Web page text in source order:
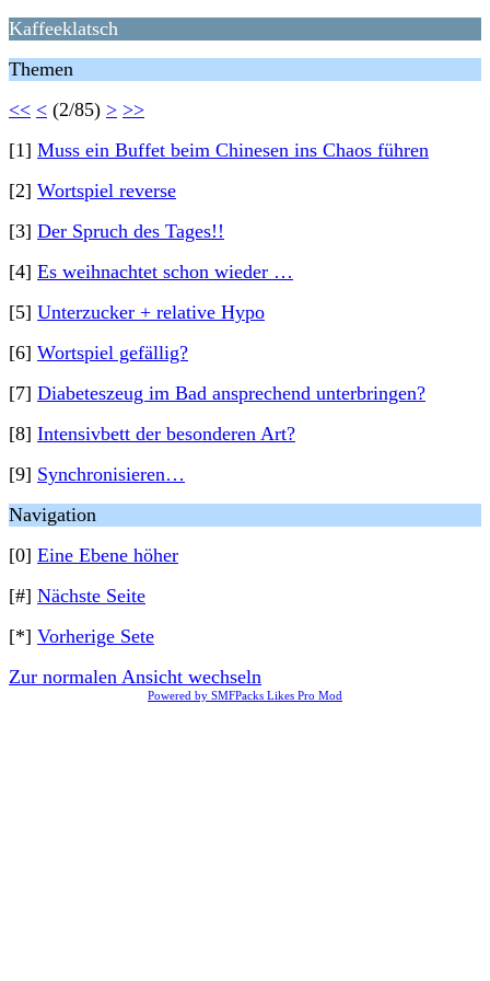
Kaffeeklatsch
Themen
<< < (2/85) > >>
[1] Muss ein Buffet beim Chinesen ins Chaos führen
[2] Wortspiel reverse
[3] Der Spruch des Tages!!
[4] Es weihnachtet schon wieder …
[5] Unterzucker + relative Hypo
[6] Wortspiel gefällig?
[7] Diabeteszeug im Bad ansprechend unterbringen?
[8] Intensivbett der besonderen Art?
[9] Synchronisieren…
Navigation
[0] Eine Ebene höher
[#] Nächste Seite
[*] Vorherige Sete
Zur normalen Ansicht wechseln
Powered by SMFPacks Likes Pro Mod